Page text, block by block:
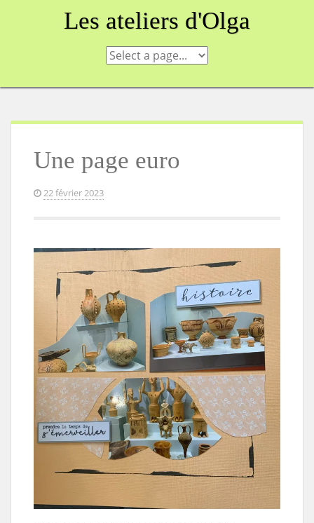
Les ateliers d'Olga
Une page euro
22 février 2023